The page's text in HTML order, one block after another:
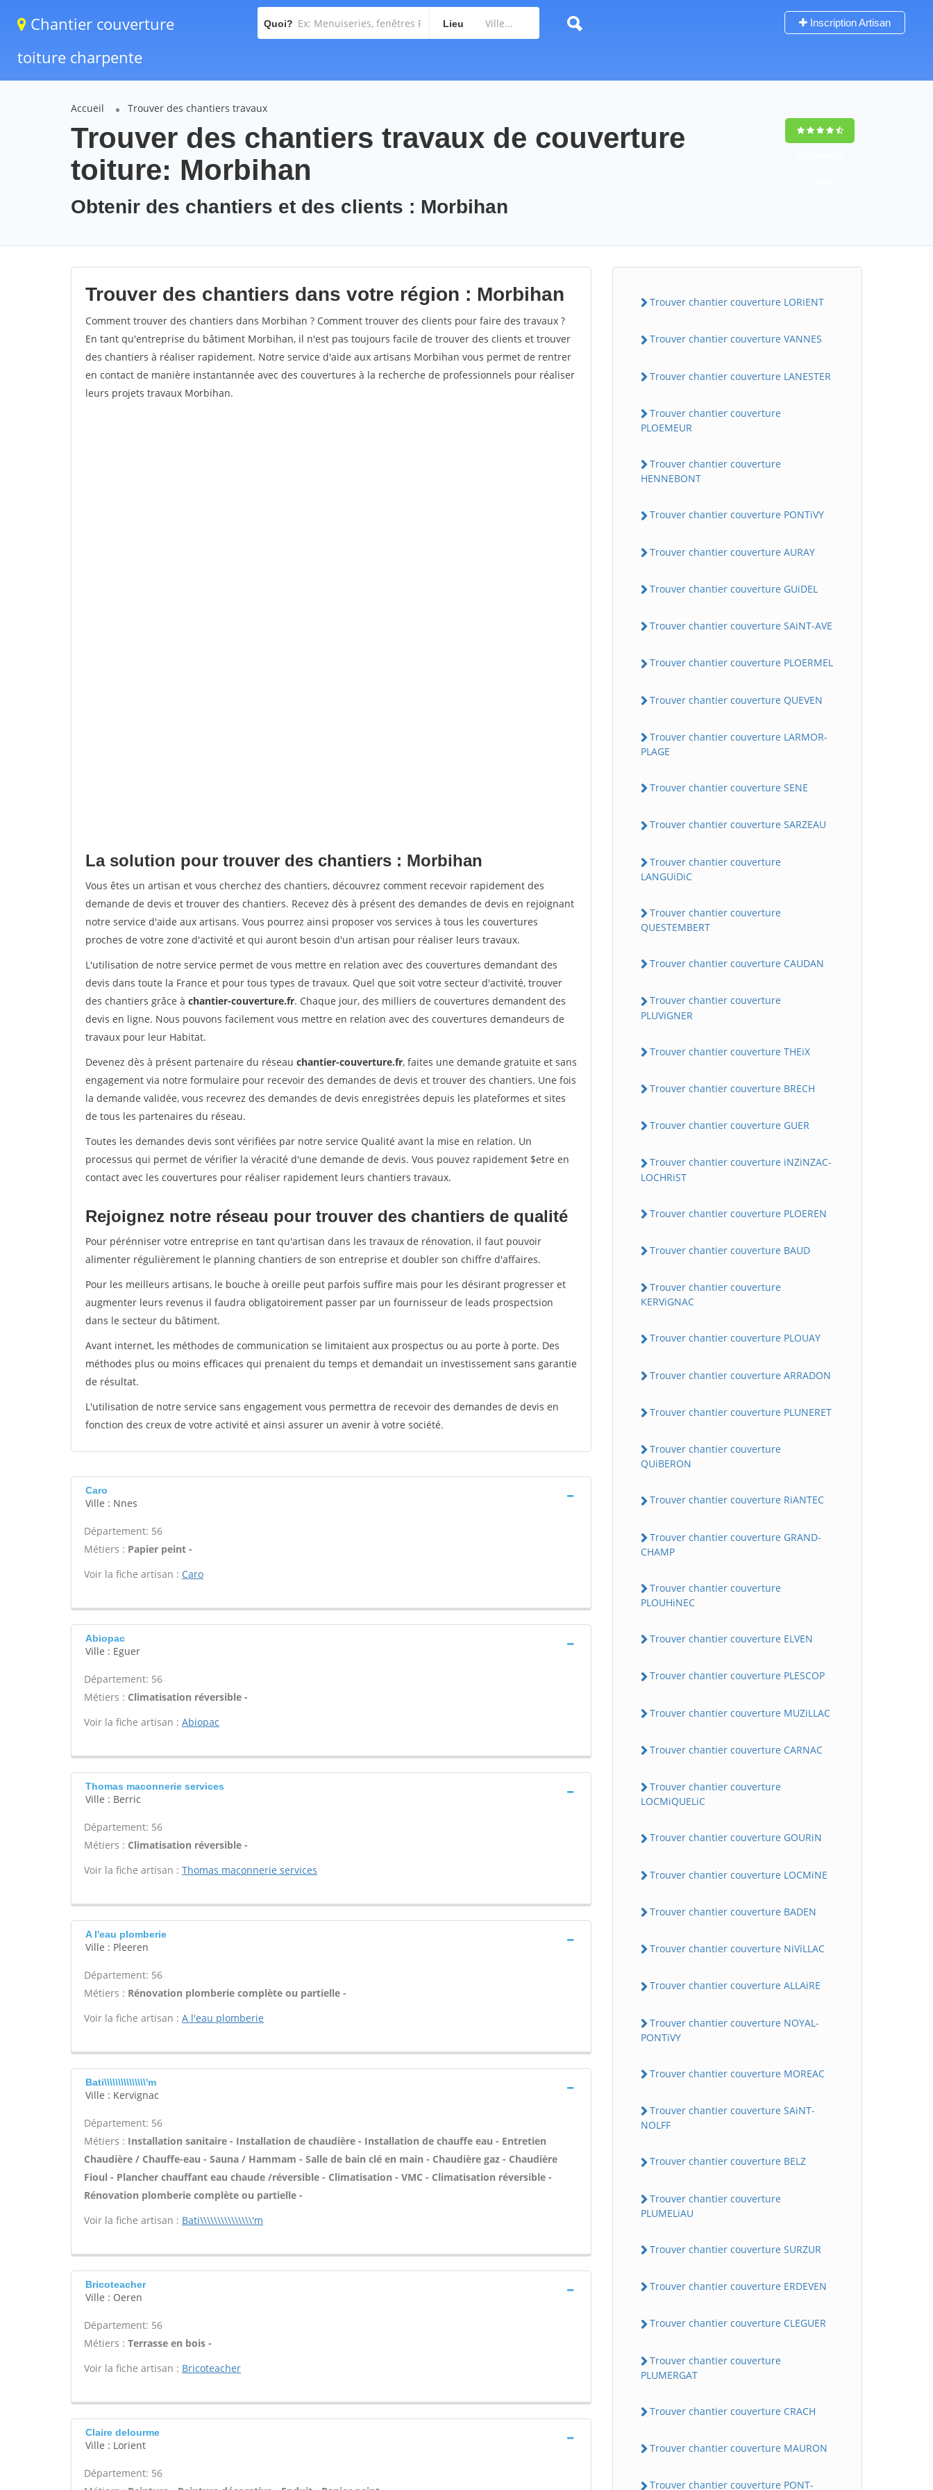
Chantier couverture
toiture charpente
Quoi? Lieu Inscription Artisan
Accueil Trouver des chantiers travaux
Trouver des chantiers travaux de couverture
toiture: Morbihan
Obtenir des chantiers et des clients : Morbihan
Trouver des chantiers dans votre région : Morbihan
Comment trouver des chantiers dans Morbihan ? Comment trouver des clients pour faire des travaux ?
En tant qu'entreprise du bâtiment Morbihan, il n'est pas toujours facile de trouver des clients et trouver
des chantiers à réaliser rapidement. Notre service d'aide aux artisans Morbihan vous permet de rentrer
en contact de manière instantannée avec des couvertures à la recherche de professionnels pour réaliser
leurs projets travaux Morbihan.
La solution pour trouver des chantiers : Morbihan
Vous êtes un artisan et vous cherchez des chantiers, découvrez comment recevoir rapidement des
demande de devis et trouver des chantiers. Recevez dès à présent des demandes de devis en rejoignant
notre service d'aide aux artisans. Vous pourrez ainsi proposer vos services à tous les couvertures
proches de votre zone d'activité et qui auront besoin d'un artisan pour réaliser leurs travaux.
L'utilisation de notre service permet de vous mettre en relation avec des couvertures demandant des
devis dans toute la France et pour tous types de travaux. Quel que soit votre secteur d'activité, trouver
des chantiers grâce à chantier-couverture.fr. Chaque jour, des milliers de couvertures demandent des
devis en ligne. Nous pouvons facilement vous mettre en relation avec des couvertures demandeurs de
travaux pour leur Habitat.
Devenez dès à présent partenaire du réseau chantier-couverture.fr, faites une demande gratuite et sans
engagement via notre formulaire pour recevoir des demandes de devis et trouver des chantiers. Une fois
la demande validée, vous recevrez des demandes de devis enregistrées depuis les plateformes et sites
de tous les partenaires du réseau.
Toutes les demandes devis sont vérifiées par notre service Qualité avant la mise en relation. Un
processus qui permet de vérifier la véracité d'une demande de devis. Vous pouvez rapidement $etre en
contact avec les couvertures pour réaliser rapidement leurs chantiers travaux.
Rejoignez notre réseau pour trouver des chantiers de qualité
Pour pérénniser votre entreprise en tant qu'artisan dans les travaux de rénovation, il faut pouvoir
alimenter régulièrement le planning chantiers de son entreprise et doubler son chiffre d'affaires.
Pour les meilleurs artisans, le bouche à oreille peut parfois suffire mais pour les désirant progresser et
augmenter leurs revenus il faudra obligatoirement passer par un fournisseur de leads prospectsion
dans le secteur du bâtiment.
Avant internet, les méthodes de communication se limitaient aux prospectus ou au porte à porte. Des
méthodes plus ou moins efficaces qui prenaient du temps et demandait un investissement sans garantie
de résultat.
L'utilisation de notre service sans engagement vous permettra de recevoir des demandes de devis en
fonction des creux de votre activité et ainsi assurer un avenir à votre société.
Caro
Ville : Nnes
Département: 56
Métiers : Papier peint -
Voir la fiche artisan : Caro
Abiopac
Ville : Eguer
Département: 56
Métiers : Climatisation réversible -
Voir la fiche artisan : Abiopac
Thomas maconnerie services
Ville : Berric
Département: 56
Métiers : Climatisation réversible -
Voir la fiche artisan : Thomas maconnerie services
A l'eau plomberie
Ville : Pleeren
Département: 56
Métiers : Rénovation plomberie complète ou partielle -
Voir la fiche artisan : A l'eau plomberie
Bati\\\\\\\\\\\\\\\'m
Ville : Kervignac
Département: 56
Métiers : Installation sanitaire - Installation de chaudière - Installation de chauffe eau - Entretien
Chaudière / Chauffe-eau - Sauna / Hammam - Salle de bain clé en main - Chaudière gaz - Chaudière
Fioul - Plancher chauffant eau chaude /réversible - Climatisation - VMC - Climatisation réversible -
Rénovation plomberie complète ou partielle -
Voir la fiche artisan : Bati\\\\\\\\\\\\\\\'m
Bricoteacher
Ville : Oeren
Département: 56
Métiers : Terrasse en bois -
Voir la fiche artisan : Bricoteacher
Claire delourme
Ville : Lorient
Département: 56
Trouver chantier couverture LORiENT
Trouver chantier couverture VANNES
Trouver chantier couverture LANESTER
Trouver chantier couverture
PLOEMEUR
Trouver chantier couverture
HENNEBONT
Trouver chantier couverture PONTiVY
Trouver chantier couverture AURAY
Trouver chantier couverture GUiDEL
Trouver chantier couverture SAiNT-AVE
Trouver chantier couverture PLOERMEL
Trouver chantier couverture QUEVEN
Trouver chantier couverture LARMOR-
PLAGE
Trouver chantier couverture SENE
Trouver chantier couverture SARZEAU
Trouver chantier couverture
LANGUiDiC
Trouver chantier couverture
QUESTEMBERT
Trouver chantier couverture CAUDAN
Trouver chantier couverture
PLUViGNER
Trouver chantier couverture THEiX
Trouver chantier couverture BRECH
Trouver chantier couverture GUER
Trouver chantier couverture iNZiNZAC-
LOCHRiST
Trouver chantier couverture PLOEREN
Trouver chantier couverture BAUD
Trouver chantier couverture
KERViGNAC
Trouver chantier couverture PLOUAY
Trouver chantier couverture ARRADON
Trouver chantier couverture PLUNERET
Trouver chantier couverture
QUiBERON
Trouver chantier couverture RiANTEC
Trouver chantier couverture GRAND-
CHAMP
Trouver chantier couverture
PLOUHiNEC
Trouver chantier couverture ELVEN
Trouver chantier couverture PLESCOP
Trouver chantier couverture MUZiLLAC
Trouver chantier couverture CARNAC
Trouver chantier couverture
LOCMiQUELiC
Trouver chantier couverture GOURiN
Trouver chantier couverture LOCMiNE
Trouver chantier couverture BADEN
Trouver chantier couverture NiViLLAC
Trouver chantier couverture ALLAiRE
Trouver chantier couverture NOYAL-
PONTiVY
Trouver chantier couverture MOREAC
Trouver chantier couverture SAiNT-
NOLFF
Trouver chantier couverture BELZ
Trouver chantier couverture
PLUMELiAU
Trouver chantier couverture SURZUR
Trouver chantier couverture ERDEVEN
Trouver chantier couverture CLEGUER
Trouver chantier couverture
PLUMERGAT
Trouver chantier couverture CRACH
Trouver chantier couverture MAURON
Trouver chantier couverture PONT-